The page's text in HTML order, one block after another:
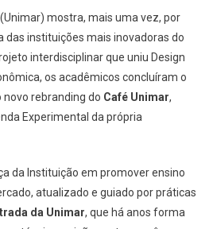
mostra, mais uma vez, por
das instituições mais inovadoras do
interdisciplinar que uniu Design
os acadêmicos concluíram o
rebranding do Café Unimar,
Experimental da própria
da Instituição em promover ensino
atualizado e guiado por práticas
da Unimar, que há anos forma